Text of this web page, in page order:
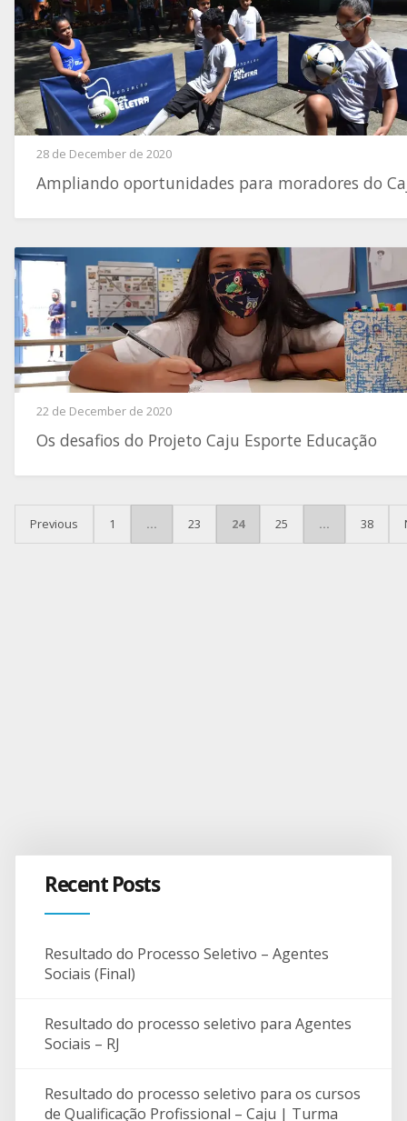
28 de December de 2020
Ampliando oportunidades para moradores do
22 de December de 2020
Os desafios do Projeto Caju Esporte Educação
POSTS PAGINATION
Previous 1 … 23 24 25 … 38
Recent Posts
Resultado do Processo Seletivo – Agentes
Sociais (Final)
Resultado do processo seletivo para Agentes
Sociais – RJ
Resultado do processo seletivo para os cursos
de Qualificação Profissional – Caju | Turma